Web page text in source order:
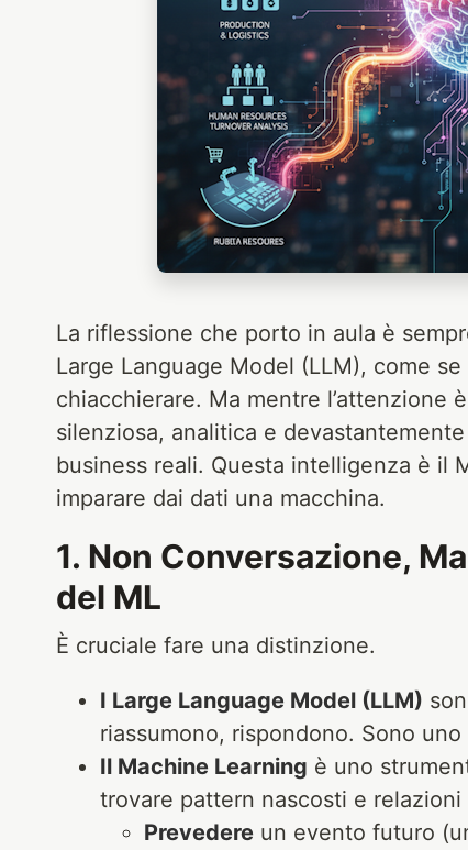
La riflessione che porto in aula è
Large Language Model (LLM), come
chiacchierare. Ma mentre
silenziosa, analitica e
business reali. Questa intelligenza è il
imparare dai dati una macchina.
1. Non Conversazione,
del ML
È cruciale fare una distinzione.
I Large Language Model (LLM)
riassumono, rispondono. Sono
Il Machine Learning è uno
trovare pattern nascosti e
Prevedere un evento futuro